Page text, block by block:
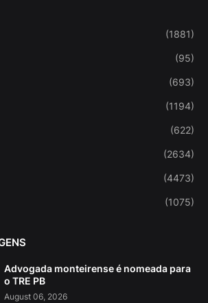
(1881)
(95)
(693)
(1194)
(622)
(2634)
(4473)
(1075)
Advogada monteirense é nomeada para
o TRE PB
August 06, 2026